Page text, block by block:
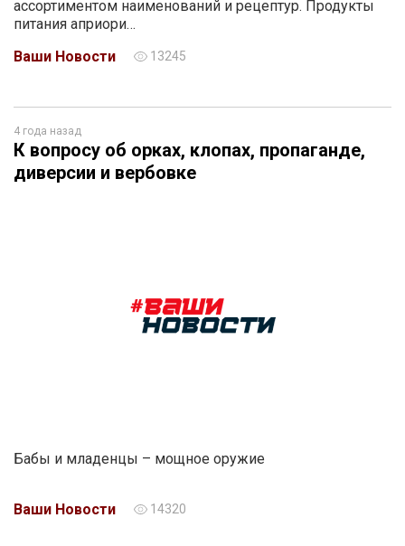
ассортиментом наименований и рецептур. Продукты
питания априори…
Ваши Новости
13245
4 года назад
К вопросу об орках, клопах, пропаганде,
диверсии и вербовке
Бабы и младенцы – мощное оружие
Ваши Новости 14320